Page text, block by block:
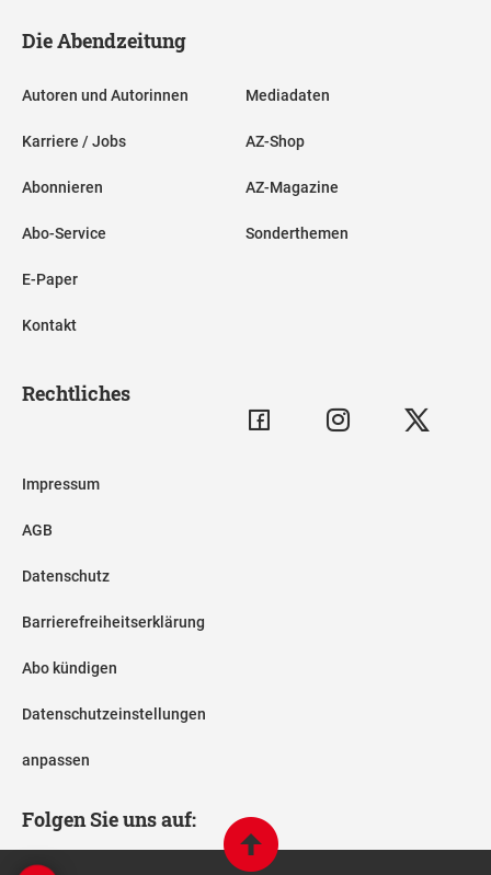
Die Abendzeitung
Autoren und Autorinnen
Karriere / Jobs
Abonnieren
Abo-Service
E-Paper
Kontakt
Mediadaten
AZ-Shop
AZ-Magazine
Sonderthemen
Rechtliches
Impressum
AGB
Datenschutz
Barrierefreiheitserklärung
Abo kündigen
Datenschutzeinstellungen
anpassen
Folgen Sie uns auf: